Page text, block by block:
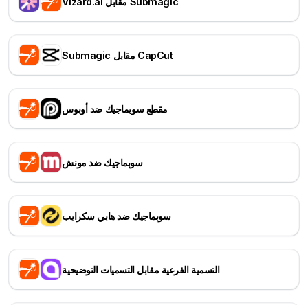
Submagic مقابل CapCut
مقطع سوبماجيك ضد أوبوس
سوبماجيك ضد مونش
سوبماجيك ضد هابي سكرايب
التسمية الفرعية مقابل التسميات التوضيحية